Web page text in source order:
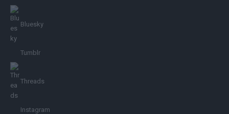
Bluesky
Tumblr
Threads
Instagram